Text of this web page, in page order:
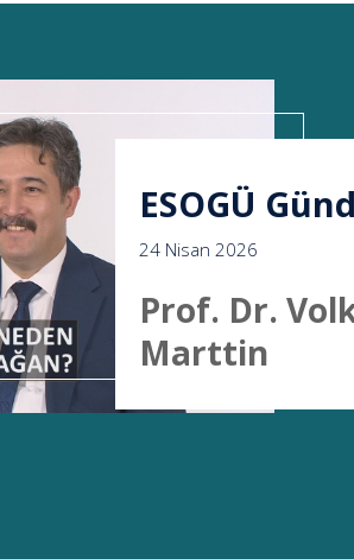
ESOGÜ
24 Nisan 2026
Prof. Dr.
Marttin